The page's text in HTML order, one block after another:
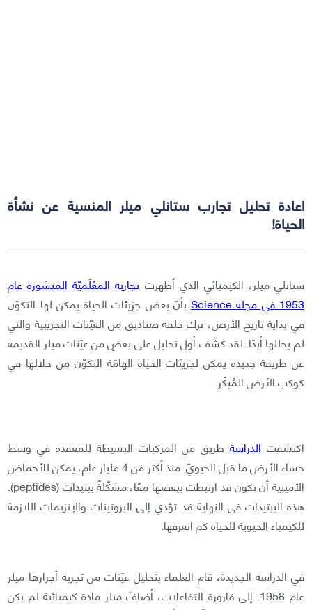
اعادة تحليل تجارب ستانلي ميلر المنسية عن نشأة
الحياة!
ستانلي ميلر، الكيميائي الذي أظهرت تجاربه المَعْلَميّة المنشورة عام
1953 في مجلة Science
بأنّ بعض جزيئات الحياة يمكن لها التكوّن
في بداية تاريخ الأرض، ترك خلفه صناديق من العيّنات التجريبية والتي
لم يحللها أبدًا. لقد كشف أول تحليل على بعضٍ من عيّنات ميلر القديمة
عن طريقة جديدة يمكن لجزيئات الحياة الهامّة التكوّن من خلالها في
كوكب الأرض المُبكّر.
اكتشفت الدراسة طريق من المركبات البسيطة للمعقدة في وسط
حساء الأرض ما قبل الحيويّ. منذ أكثر من 4 مليار عام، يمكن للأحماض
الأمينية أن تكون قد ارتبطت ببعضها معًا، مشكّلةً ببتيدات (peptides).
هذه الببتيدات في النهاية قد تؤدي إلى البروتينات والإنزيمات اللازمة
للكيمياء الحيوية للحياة كم انعرفها.
في الدراسة الجديدة، قام العلماء بتحليل عيّنات من تجربة أجرارها ميلر
عام 1958. إلى قارورة التفاعلات، أضافَ ميلر مادة كيميائية لم يكن